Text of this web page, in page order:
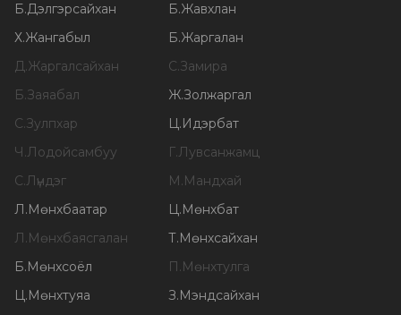
Б.Дэлгэрсайхан Б.Жавхлан
Х.Жангабыл Б.Жаргалан
Д.Жаргалсайхан С.Замира
Б.Заяабал Ж.Золжаргал
С.Зулпхар Ц.Идэрбат
Ч.Лодойсамбуу Г.Лувсанжамц
С.Лүндэг М.Мандхай
Л.Мөнхбаатар Ц.Мөнхбат
Л.Мөнхбаясгалан Т.Мөнхсайхан
Б.Мөнхсоёл П.Мөнхтулга
Ц.Мөнхтуяа З.Мэндсайхан